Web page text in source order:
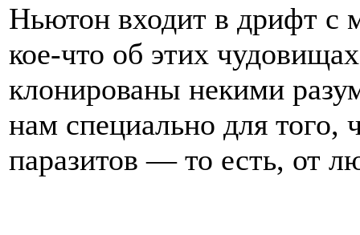
Ньютон входит в дрифт с
кое-что об этих
клонированы некими
нам специально для того,
паразитов — то есть, от